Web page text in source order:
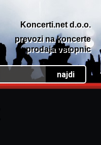
Koncerti.net d.o.o.
prevozi na koncerte
prodaja vstopnic